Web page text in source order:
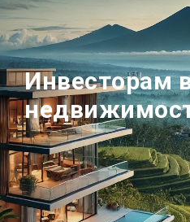
Инвесторам